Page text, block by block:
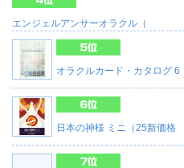
エンジェルアンサーオラクル（
オラクルカード・カタログ 6
日本の神様 ミニ（25新価格